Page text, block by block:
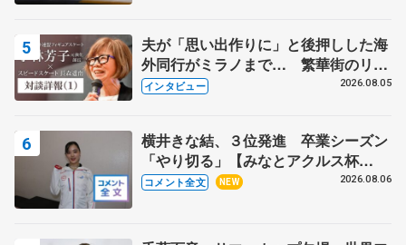
夫が「思い出作りに」と後押しした海
外同行がミラノまで… 繁華街のリン
クでは不良のお兄さんも味方に 小林
インタビュー 2026.08.05
横井きな結、３位発進 卒業シーズン
「やり切る」【みなとアクルス杯
SP】
コメント全文 NEW 2026.08.06